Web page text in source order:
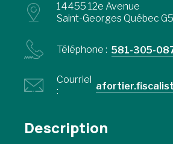
14455 12e Avenue
Saint-Georges Québec
Téléphone : 581-305-
Courriel
:
Description